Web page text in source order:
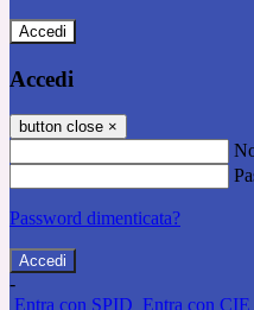
Accedi
Accedi
button close ×
Password dimenticata?
-
Entra con SPID Entra con CIE